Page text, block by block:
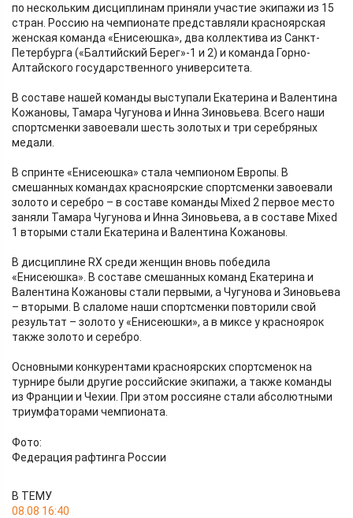
по нескольким дисциплинам приняли участие экипажи из 15
стран. Россию на чемпионате представляли красноярская
женская команда «Енисеюшка», два коллектива из Санкт-
Петербурга («Балтийский Берег»-1 и 2) и команда Горно-
Алтайского государственного университета.
В составе нашей команды выступали Екатерина и Валентина
Кожановы, Тамара Чугунова и Инна Зиновьева. Всего наши
спортсменки завоевали шесть золотых и три серебряных
медали.
В спринте «Енисеюшка» стала чемпионом Европы. В
смешанных командах красноярские спортсменки завоевали
золото и серебро – в составе команды Mixed 2 первое место
заняли Тамара Чугунова и Инна Зиновьева, а в составе Mixed
1 вторыми стали Екатерина и Валентина Кожановы.
В дисциплине RX среди женщин вновь победила
«Енисеюшка». В составе смешанных команд Екатерина и
Валентина Кожановы стали первыми, а Чугунова и Зиновьева
– вторыми. В слаломе наши спортсменки повторили свой
результат – золото у «Енисеюшки», а в миксе у красноярок
также золото и серебро.
Основными конкурентами красноярских спортсменок на
турнире были другие российские экипажи, а также команды
из Франции и Чехии. При этом россияне стали абсолютными
триумфаторами чемпионата.
Фото:
Федерация рафтинга России
В ТЕМУ
08.08 16:40